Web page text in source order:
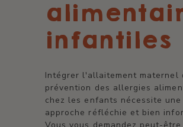
infantiles
Intégrer l'allaitement maternel
prévention des allergies
chez les enfants nécessite une
approche réfléchie et bien